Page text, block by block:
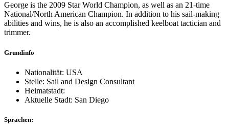
George is the 2009 Star World Champion, as well as an 21-time
National/North American Champion. In addition to his sail-making
abilities and wins, he is also an accomplished keelboat tactician and
trimmer.
Grundinfo
Nationalität: USA
Stelle: Sail and Design Consultant
Heimatstadt:
Aktuelle Stadt: San Diego
Sprachen: